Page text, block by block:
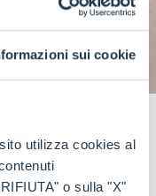
sui cookie
utilizza cookies al
o sulla "X"